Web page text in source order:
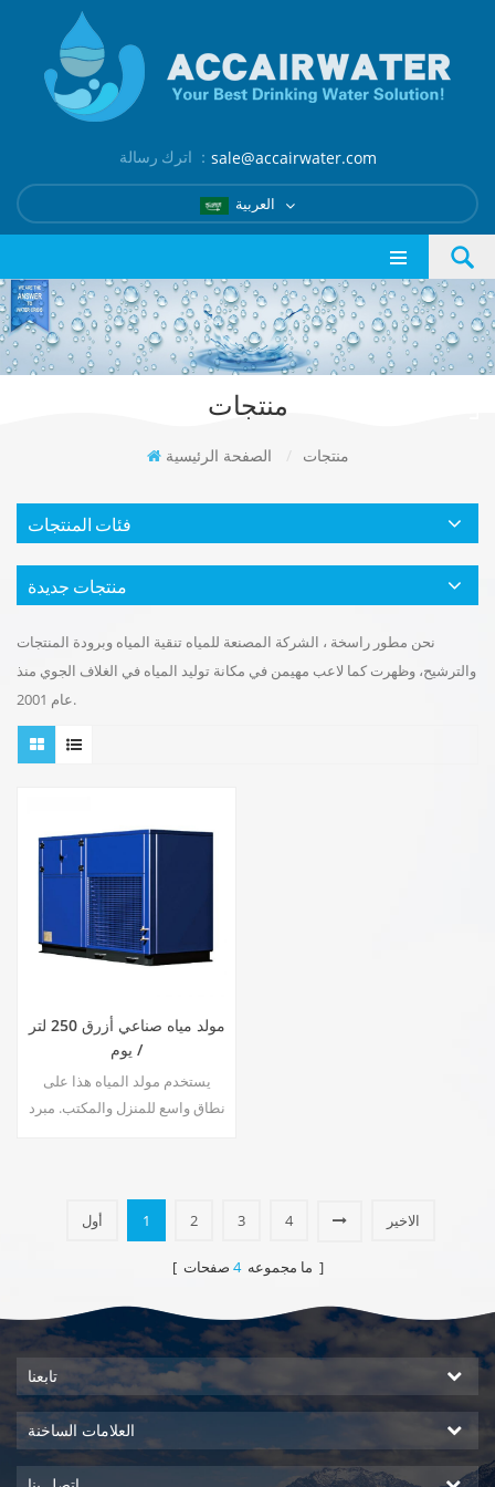
اترك رسالة ： sale@accairwater.com
منتجات
الصفحة الرئيسية / منتجات
فئات المنتجات
منتجات جديدة
نحن مطور راسخة ، الشركة المصنعة للمياه تنقية المياه وبرودة المنتجات
والترشيح، وظهرت كما لاعب مهيمن في مكانة توليد المياه في الغلاف الجوي منذ
عام 2001.
مولد مياه صناعي أزرق 250 لتر
/ يوم
يستخدم مولد المياه هذا على
نطاق واسع للمنزل والمكتب. مبرد
شاشة عرض LCD.
أول 1 2 3 4 الاخير
[ ما مجموعه4 صفحات ]
تابعنا
العلامات الساخنة